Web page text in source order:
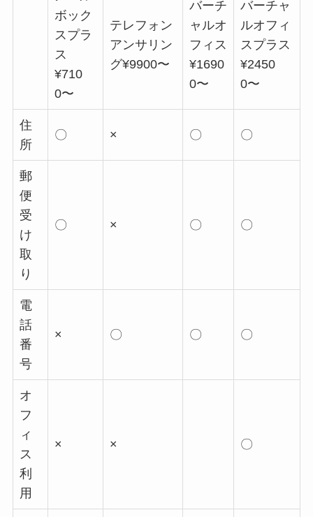
ボック
スプラ
ス
¥710
0〜
テレフォン
アンサリン
グ¥9900〜
バーチ
ャルオ
フィス
¥1690
0〜
バーチャ
ルオフィ
スプラス
¥2450
0〜
住
所
〇 × 〇 〇
郵
便
受
け
取
り
〇 × 〇 〇
電
話
番
号
× 〇 〇 〇
オ
フ
ィ
ス
利
用
× × 〇